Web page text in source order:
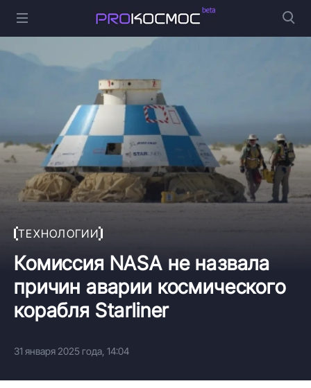
ТЕХНОЛОГИИ
Комиссия NASA не назвала
причин аварии космического
корабля Starliner
31 января 2025 года, 14:04